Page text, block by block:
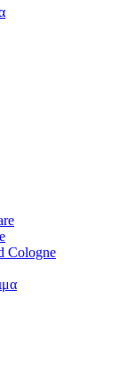
Cologne